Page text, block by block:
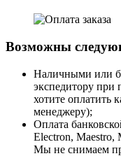
Возможны
​Наличными или
экспедитору при
хотите оплатить
менеджеру);
Оплата
Electron, Maestro,
Мы не снимаем